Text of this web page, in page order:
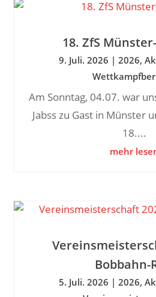
18. ZfS
9. Juli. 2026 | 2026,
Am Sonntag, 04.07. war
Jabss zu Gast in Münster
18....
mehr
Bobbahn-
5. Juli. 2026 | 2026,